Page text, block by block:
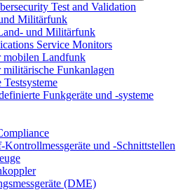
Test and Validation
Militärfunk
und Militärfunk
Service Monitors
mobilen Landfunk
militärische Funkanlagen
Funkgeräte und -systeme
und -Schnittstellen
(DME)